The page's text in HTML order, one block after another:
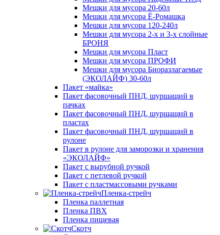
Мешки для мусора 20-60л
Мешки для мусора Ё-Ромашка
Мешки для мусора 120-240л
Мешки для мусора 2-х и 3-х слойные
БРОНЯ
Мешки для мусора Пласт
Мешки для мусора ПРОФИ
Мешки для мусора Биоразлагаемые
(ЭКОЛАЙФ) 30-60л
Пакет «майка»
Пакет фасовочный ПНД, шуршащий в
пачках
Пакет фасовочный ПНД, шуршащий в
пластах
Пакет фасовочный ПНД, шуршащий в
рулоне
Пакет в рулоне для заморозки и хранения
«ЭКОЛАЙФ»
Пакет с вырубной ручкой
Пакет с петлевой ручкой
Пакет с пластмассовыми ручками
Пленка-стрейч
Пленка паллетная
Пленка ПВХ
Пленка пищевая
Скотч